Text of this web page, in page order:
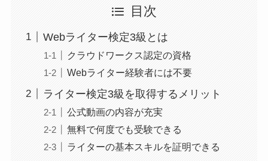
目次
Webライター検定3級とは
クラウドワークス認定の資格
Webライター経験者には不要
ライター検定3級を取得するメリット
公式動画の内容が充実
無料で何度でも受験できる
ライターの基本スキルを証明できる